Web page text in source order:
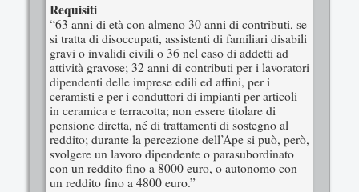
Requisiti
“63 anni di età con almeno 30 anni di contributi, se
si tratta di disoccupati, assistenti di familiari disabili
gravi o invalidi civili o 36 nel caso di addetti ad
attività gravose; 32 anni di contributi per i lavoratori
dipendenti delle imprese edili ed affini, per i
ceramisti e per i conduttori di impianti per articoli
in ceramica e terracotta; non essere titolare di
pensione diretta, né di trattamenti di sostegno al
reddito; durante la percezione dell’Ape si può, però,
svolgere un lavoro dipendente o parasubordinato
con un reddito fino a 8000 euro, o autonomo con
un reddito fino a 4800 euro.”